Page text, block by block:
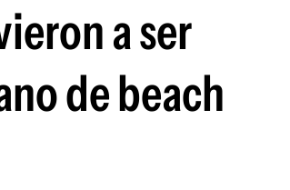
Siguenos en:
a ser
de beach